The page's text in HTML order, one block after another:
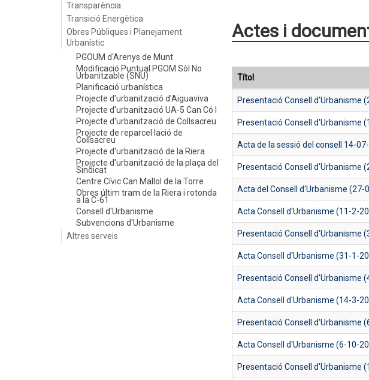
Transparència
Transició Energètica
Obres Públiques i Planejament
Urbanístic
PGOUM d'Arenys de Munt
Modificació Puntual PGOM Sòl No
Urbanitzable (SNU)
Planificació urbanística
Projecte d'urbanització d'Aiguaviva
Projecte d'urbanització UA-5 Can Có I
Projecte d'urbanització de Collsacreu
Projecte de reparcel·lació de
Collsacreu
Projecte d'urbanització de la Riera
Projecte d'urbanització de la plaça del
Sindicat
Centre Cívic Can Mallol de la Torre
Obres últim tram de la Riera i rotonda
a la C-61
Consell d'Urbanisme
Subvencions d'Urbanisme
Altres serveis
Actes i
Títol
Presentació Consell d'Urbanisme
Presentació Consell d'Urbanisme
Acta de la sessió del consell 14-
Presentació Consell d'Urbanisme
Acta del Consell d'Urbanisme (27-
Acta Consell d'Urbanisme (11-2-
Presentació Consell d'Urbanisme
Acta Consell d'Urbanisme (31-1-
Presentació Consell d'Urbanisme
Acta Consell d'Urbanisme (14-3-
Presentació Consell d'Urbanisme
Acta Consell d'Urbanisme (6-10-
Presentació Consell d'Urbanisme